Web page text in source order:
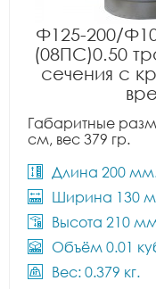
Ф125-200/
(08ПС)0.50
сечения с
Габаритные
см, вес 379 гр.
Длина 200
Ширина 130
Высота 210
Объём 0.01
Вес: 0.379 кг.